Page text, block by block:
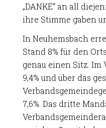
„DANKE“ an all
ihre Stimme gaben
In Neuhemsbach
Stand 8% für den
genau einen Sitz. Im
9,4% und über das
7,6%. Das dritte